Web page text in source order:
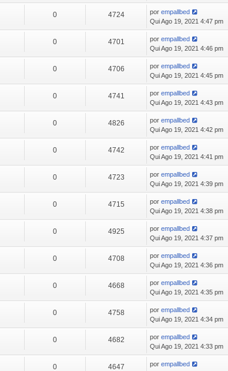
0 4724 porempallbed
Qui Ago 19, 2021 4:47 pm
0 4701 porempallbed
Qui Ago 19, 2021 4:46 pm
0 4706 porempallbed
Qui Ago 19, 2021 4:45 pm
0 4741 porempallbed
Qui Ago 19, 2021 4:43 pm
0 4826 porempallbed
Qui Ago 19, 2021 4:42 pm
0 4742 porempallbed
Qui Ago 19, 2021 4:41 pm
0 4723 porempallbed
Qui Ago 19, 2021 4:39 pm
0 4715 porempallbed
Qui Ago 19, 2021 4:38 pm
0 4925 porempallbed
Qui Ago 19, 2021 4:37 pm
0 4708 porempallbed
Qui Ago 19, 2021 4:36 pm
0 4668 porempallbed
Qui Ago 19, 2021 4:35 pm
0 4758 porempallbed
Qui Ago 19, 2021 4:34 pm
0 4682 porempallbed
Qui Ago 19, 2021 4:33 pm
0 4647 porempallbed